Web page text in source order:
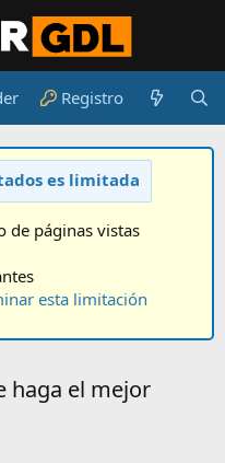
Registro
es limitada
de páginas vistas
esta limitación
haga el mejor